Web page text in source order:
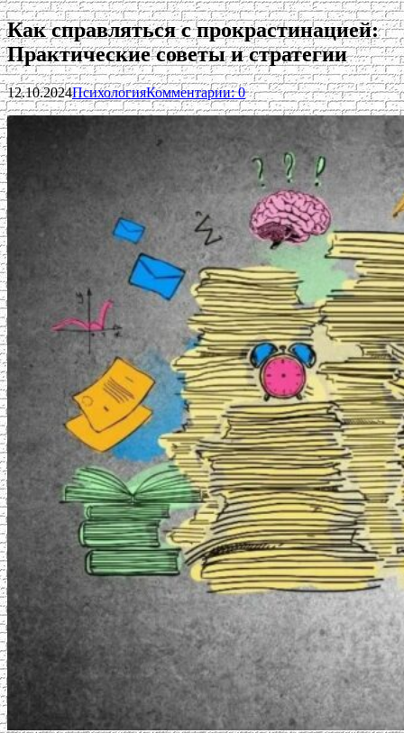
Как справляться с прокрастинацией:
Практические советы и стратегии
12.10.2024ПсихологияКомментарии: 0